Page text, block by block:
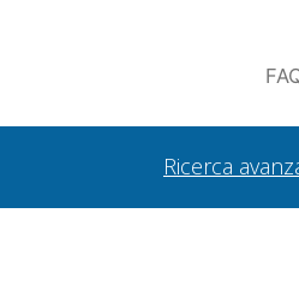
Ricerca